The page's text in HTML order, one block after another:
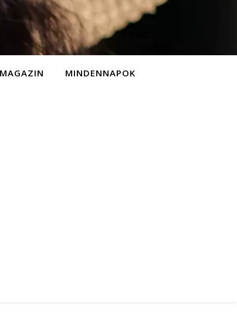
MAGAZIN MINDENNAPOK